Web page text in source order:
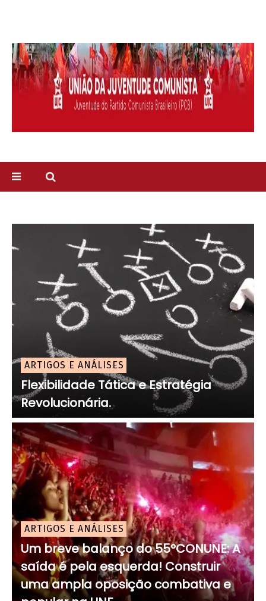
ARTIGOS E ANÁLISES
Flexibilidade Tática e Estratégia
Revolucionária.
ARTIGOS E ANÁLISES
Um breve balanço do 55ºCONUNE: A
saída é pela esquerda! Construir
uma ampla oposição combativa e